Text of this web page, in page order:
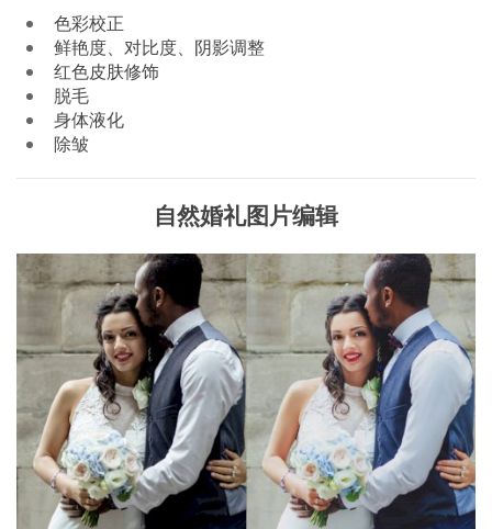
色彩校正
鲜艳度、对比度、阴影调整
红色皮肤修饰
脱毛
身体液化
除皱
自然婚礼图片编辑